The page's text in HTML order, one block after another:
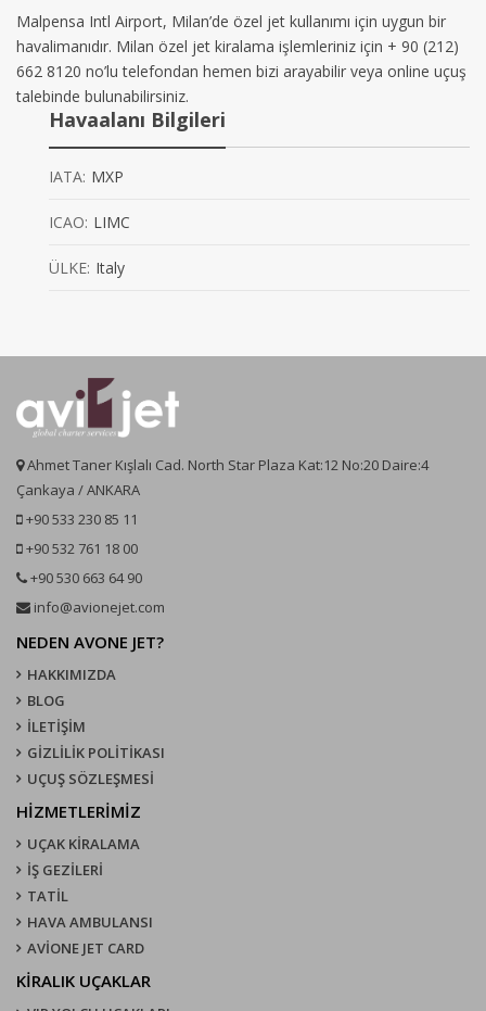
Malpensa Intl Airport, Milan’de özel jet kullanımı için uygun bir
havalimanıdır. Milan özel jet kiralama işlemleriniz için + 90 (212)
662 8120 no’lu telefondan hemen bizi arayabilir veya online uçuş
talebinde bulunabilirsiniz.
Havaalanı Bilgileri
IATA: MXP
ICAO: LIMC
ÜLKE: Italy
Ahmet Taner Kışlalı Cad. North Star Plaza Kat:12 No:20 Daire:4
Çankaya / ANKARA
+90 533 230 85 11
+90 532 761 18 00
+90 530 663 64 90
info@avionejet.com
NEDEN AVONE JET?
HAKKIMIZDA
BLOG
İLETİŞİM
GİZLİLİK POLİTİKASI
UÇUŞ SÖZLEŞMESI
HİZMETLERİMİZ
UÇAK KIRALAMA
İŞ GEZİLERİ
TATİL
HAVA AMBULANSI
AVİONE JET CARD
KIRALIK UÇAKLAR